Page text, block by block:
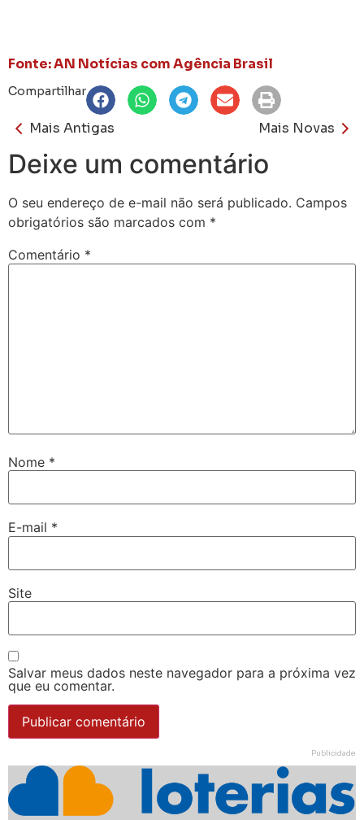
Fonte: AN Notícias com Agência Brasil
Compartilhar
Mais Antigas Mais Novas
Deixe um comentário
O seu endereço de e-mail não será publicado. Campos
obrigatórios são marcados com *
Comentário *
Nome *
E-mail *
Site
Salvar meus dados neste navegador para a próxima vez
que eu comentar.
Publicidade